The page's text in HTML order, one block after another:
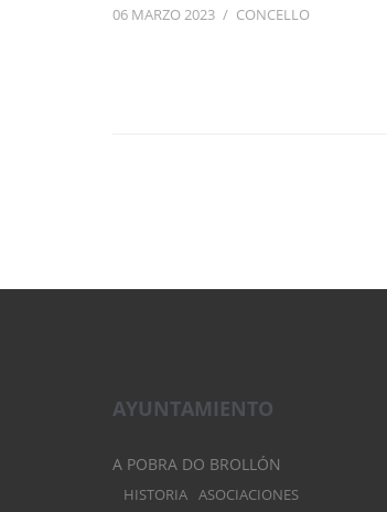
06 MARZO 2023 / CONCELLO
AYUNTAMIENTO
A POBRA DO BROLLÓN
HISTORIA ASOCIACIONES